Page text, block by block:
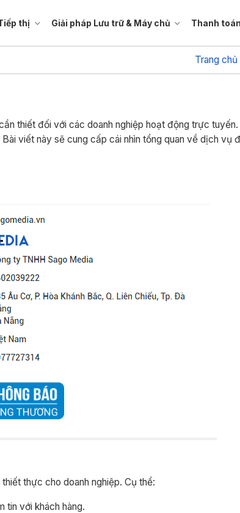
thị Giải pháp Lưu trữ & Máy chủ Thanh toán
Trang chủ
thiết đối với các doanh nghiệp hoạt động trực
viết này sẽ cung cấp cái nhìn tổng quan về dịch vụ
thực cho doanh nghiệp. Cụ thể:
tin với khách hàng.